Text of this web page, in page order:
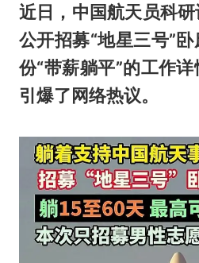
近日，中国航天员科
公开招募“地星三号”
份“带薪躺平”的工作
引爆了网络热议。